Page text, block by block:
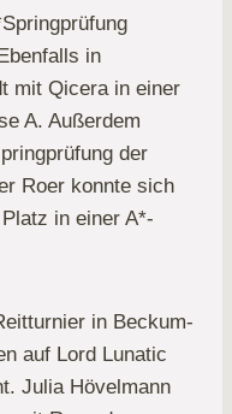
in
mit Qicera in einer
A. Außerdem
der
Roer konnte sich
in einer A*-
in Beckum-
auf Lord Lunatic
Julia Hövelmann